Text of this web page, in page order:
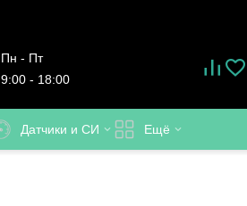
Пн - Пт
9:00 - 18:00
Датчики и СИ Ещё